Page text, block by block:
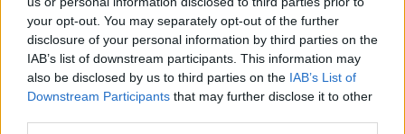
your opt-out. You may separately opt-out of the further
disclosure of your personal information by third parties on the
IAB’s list of downstream participants. This information may
also be disclosed by us to third parties on the IAB’s List of
Downstream Participants that may further disclose it to other
Ο κίνδυνος αυτός υπήρξε ακόμη μεγαλύτερος για